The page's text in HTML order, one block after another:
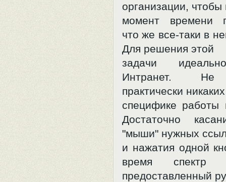
организации,
момент времени
что же все-таки в
Для решения этой
задачи
Интранет. Не
практически
специфике работы
Достаточно
"мыши" нужных
и нажатия одной
время спектр
предоставленный